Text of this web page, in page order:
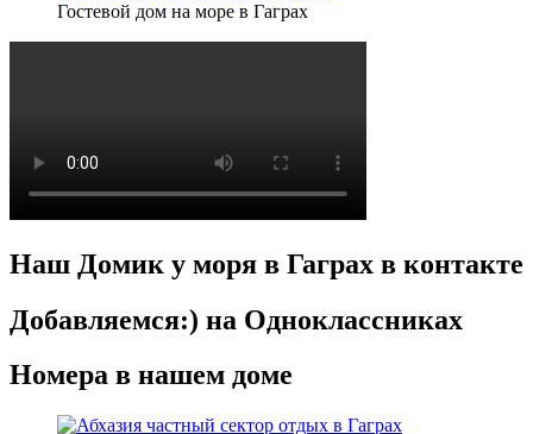
Гостевой дом на море в Гаграх
Наш Домик у моря в Гаграх в контакте
Добавляемся:) на Одноклассниках
Номера в нашем доме